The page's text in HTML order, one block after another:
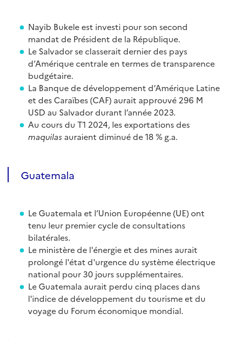
Nayib Bukele est investi pour son second
mandat de Président de la République.
Le Salvador se classerait dernier des pays
d’Amérique centrale en termes de transparence
budgétaire.
La Banque de développement d’Amérique Latine
et des Caraïbes (CAF) aurait approuvé 296 M
USD au Salvador durant l’année 2023.
Au cours du T1 2024, les exportations des
maquilas auraient diminué de 18 % g.a.
Guatemala
Le Guatemala et l’Union Européenne (UE) ont
tenu leur premier cycle de consultations
bilatérales.
Le ministère de l'énergie et des mines aurait
prolongé l'état d'urgence du système électrique
national pour 30 jours supplémentaires.
Le Guatemala aurait perdu cinq places dans
l'indice de développement du tourisme et du
voyage du Forum économique mondial.